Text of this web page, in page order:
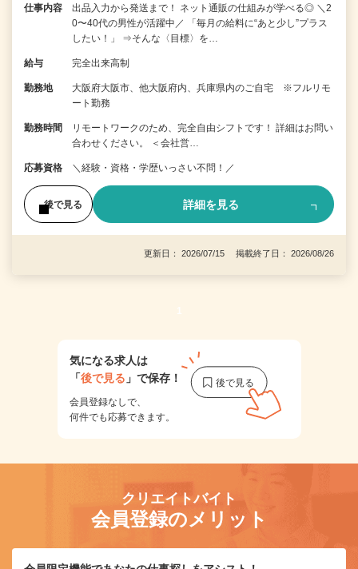
仕事内容
出品入力から発送まで！ ネット通販の仕組みが学べる◎ ＼2
0〜40代の男性が活躍中／ 「毎月の給料に“あと少し”プラス
したい！」 ⇒そんな〈目標〉を…
給与 完全出来高制
勤務地
大阪府大阪市、他大阪府内、兵庫県内のご自宅 ※フルリモ
ート勤務
勤務時間
リモートワークのため、完全自由シフトです！ 詳細はお問い
合わせください。 ＜会社営…
応募資格 ＼経験・資格・学歴いっさい不問！／
後で見る 詳細を見る
更新日： 2026/07/15 掲載終了日： 2026/08/26
1
気になる求人は
「後で見る 」で保存！
会員登録なしで、
何件でも応募できます。
クリエイトバイト
会員登録のメリット